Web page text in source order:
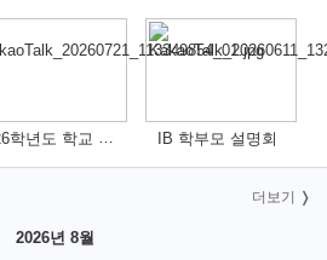
2026학년도 학교 설명회 1차(260719) IB 학부모 설명회
더보기
2026년 8월